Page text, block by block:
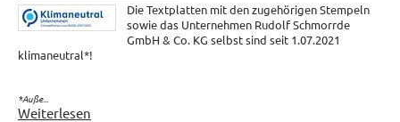
Die Textplatten mit den zugehörigen Stempeln
sowie das Unternehmen Rudolf Schmorrde
GmbH & Co. KG selbst sind seit 1.07.2021
klimaneutral*!
*Auße...
Weiterlesen